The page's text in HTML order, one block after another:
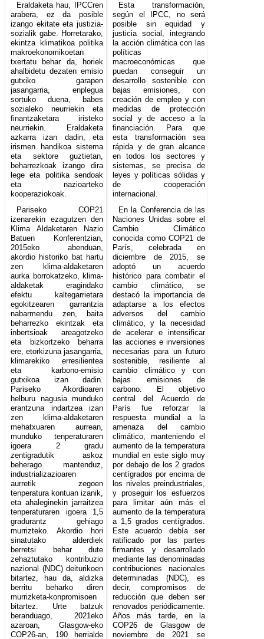
Eraldaketa hau, IPCCren
arabera, ez da posible
izango ekitate eta justizia-
sozialik gabe. Horretarako,
ekintza klimatikoa politika
makroekonomikoetan
txertatu behar da, horiek
ahalbidetu dezaten emisio
gutxiko garapen
jasangarria, enplegua
sortuko duena, babes
sozialeko neurriekin eta
finantzaketara iristeko
neurriekin. Eraldaketa
azkarra izan dadin, eta
irismen handikoa sistema
eta sektore guztietan,
beharrezkoak izango dira
lege eta politika sendoak
eta nazioarteko
kooperaziokoak.
Esta transformación,
según el IPCC, no será
posible sin equidad y
justicia social, integrando
la acción climática con las
políticas
macroeconómicas que
puedan conseguir un
desarrollo sostenible con
bajas emisiones, con
creación de empleo y con
medidas de protección
social y de acceso a la
financiación. Para que
esta transformación sea
rápida y de gran alcance
en todos los sectores y
sistemas, se precisa de
leyes y políticas sólidas y
de cooperación
internacional.
Pariseko COP21
izenarekin ezagutzen den
Klima Aldaketaren Nazio
Batuen Konferentzian,
2015eko abenduan,
akordio historiko bat hartu
zen klima-aldaketaren
aurka borrokatzeko, klima-
aldaketak eragindako
efektu kaltegarrietara
egokitzearen garrantzia
nabarmendu zen, baita
beharrezko ekintzak eta
inbertsioak areagotzeko
eta bizkortzeko beharra
ere, etorkizuna jasangarria,
klimarekiko erresilientea
eta karbono-emisio
gutxikoa izan dadin.
Pariseko Akordioaren
helburu nagusia munduko
erantzuna indartzea izan
zen klima-aldaketaren
mehatxuaren aurrean,
munduko tenperaturaren
igoera 2 gradu
zentigradutik askoz
beherago mantenduz,
industrializazioaren
aurretik zegoen
tenperatura kontuan izanik,
eta ahaleginekin jarraitzea
tenperaturaren igoera 1,5
gradurantz gehiago
murrizteko. Akordio hori
sinatutako alderdiek
berretsi behar dute
zehaztutako kontribuzio
nazional (NDC) deiturikoen
bitartez, hau da, aldizka
berritu beharko diren
murrizketa-konpromisoen
bitartez. Urte batzuk
beranduago, 2021eko
azaroan, Glasgow-eko
COP26-an, 190 herrialde
En la Conferencia de las
Naciones Unidas sobre el
Cambio Climático
conocida como COP21 de
París, celebrada en
diciembre de 2015, se
adoptó un acuerdo
histórico para combatir el
cambio climático, se
destacó la importancia de
adaptarse a los efectos
adversos del cambio
climático, y la necesidad
de acelerar e intensificar
las acciones e inversiones
necesarias para un futuro
sostenible, resiliente al
cambio climático y con
bajas emisiones de
carbono. El objetivo
central del Acuerdo de
París fue reforzar la
respuesta mundial a la
amenaza del cambio
climático, manteniendo el
aumento de la temperatura
mundial en este siglo muy
por debajo de los 2 grados
centígrados por encima de
los niveles preindustriales,
y proseguir los esfuerzos
para limitar aún más el
aumento de la temperatura
a 1,5 grados centígrados.
Este acuerdo debía ser
ratificado por las partes
firmantes y desarrollado
mediante las denominadas
contribuciones nacionales
determinadas (NDC), es
decir, compromisos de
reducción que deben ser
renovados periódicamente.
Años más tarde, en la
COP26 de Glasgow de
noviembre de 2021 se